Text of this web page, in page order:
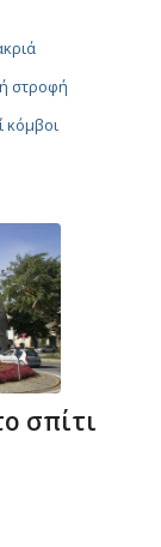
στροφή
κόμβοι
σπίτι